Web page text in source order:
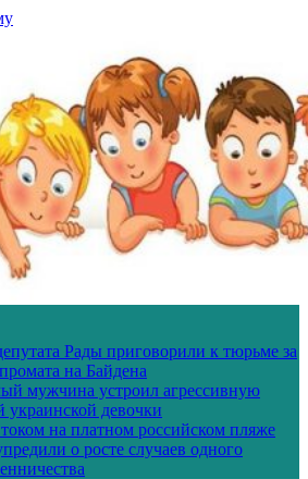
Рады приговорили к тюрьме за
на Байдена
мужчина устроил агрессивную
украинской девочки
на платном российском пляже
о росте случаев одного